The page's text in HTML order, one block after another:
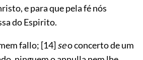
e para que pela fé nós
do Espirito.
fallo; [14]seo concerto de um